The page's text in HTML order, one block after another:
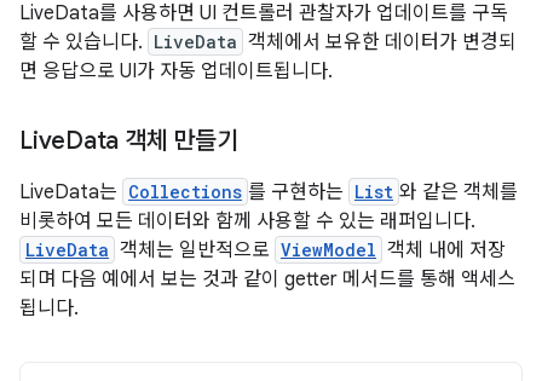
LiveData를 사용하면 UI 컨트롤러 관찰자가 업데이트를 구독
할 수 있습니다. LiveData 객체에서 보유한 데이터가 변경되
면 응답으로 UI가 자동 업데이트됩니다.
LiveData 객체 만들기
LiveData는 Collections 를 구현하는 List 와 같은 객체를
비롯하여 모든 데이터와 함께 사용할 수 있는 래퍼입니다.
LiveData 객체는 일반적으로 ViewModel 객체 내에 저장
되며 다음 예에서 보는 것과 같이 getter 메서드를 통해 액세스
됩니다.